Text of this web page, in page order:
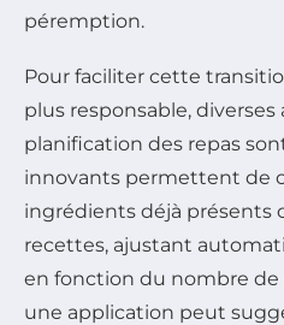
péremption.
Pour faciliter cette
plus responsable,
planification des repas
innovants permettent de
ingrédients déjà présents
recettes, ajustant
en fonction du nombre de
une application peut